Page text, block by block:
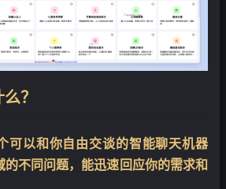
？
可以和你自由交谈的智能聊天机器
的不同问题，能迅速回应你的需求和
❄